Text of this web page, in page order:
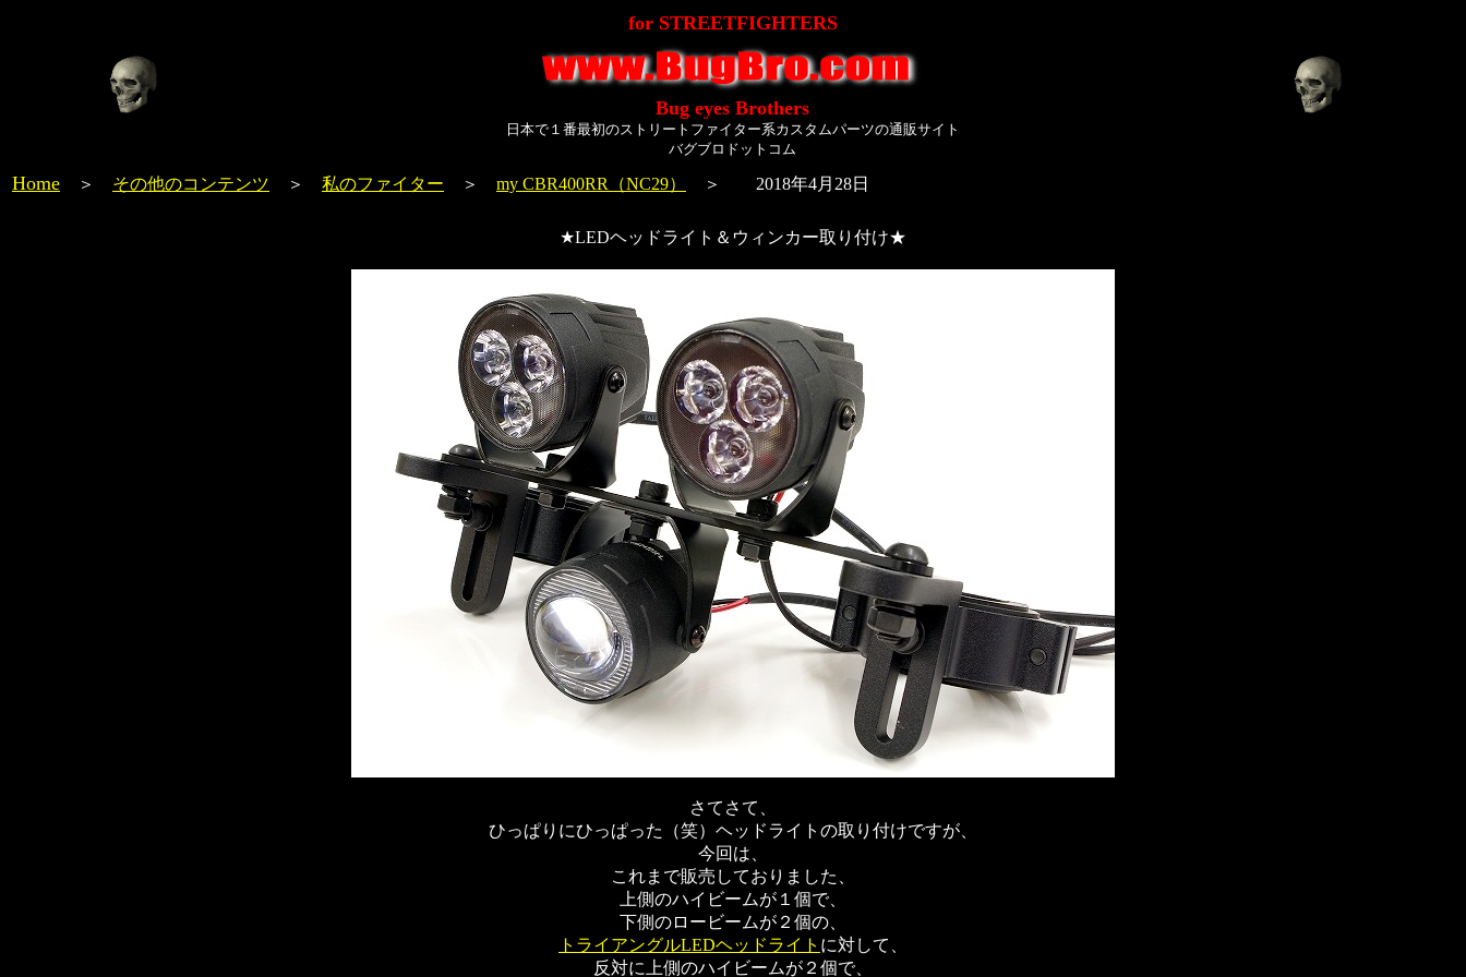
for STREETFIGHTERS
Bug eyes Brothers
日本で１番最初のストリートファイター系カスタムパーツの通販サイト
バグブロドットコム
Home ＞ その他のコンテンツ ＞ 私のファイター ＞ my CBR400RR（NC29） ＞ 2018年4月28日
★LEDヘッドライト＆ウィンカー取り付け★
さてさて、
ひっぱりにひっぱった（笑）ヘッドライトの取り付けですが、
今回は、
これまで販売しておりました、
上側のハイビームが１個で、
下側のロービームが２個の、
トライアングルLEDヘッドライト に対して、
反対に上側のハイビームが２個で、